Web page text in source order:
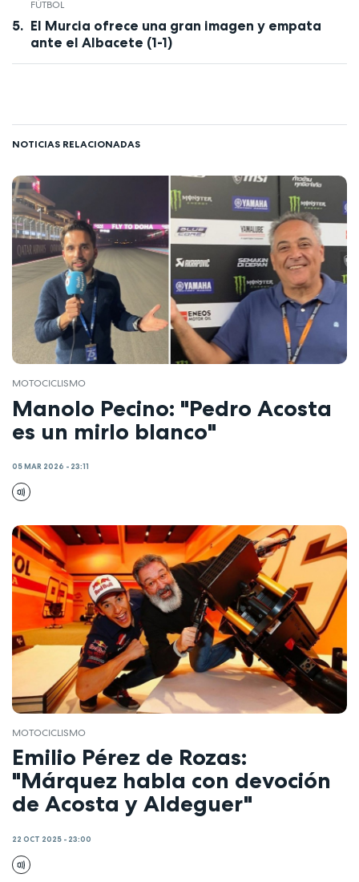
FÚTBOL
El Murcia ofrece una gran imagen y empata
ante el Albacete (1-1)
NOTICIAS RELACIONADAS
MOTOCICLISMO
Manolo Pecino: "Pedro Acosta
es un mirlo blanco"
05 MAR 2026 - 23:11
MOTOCICLISMO
Emilio Pérez de Rozas:
"Márquez habla con devoción
de Acosta y Aldeguer"
22 OCT 2025 - 23:00